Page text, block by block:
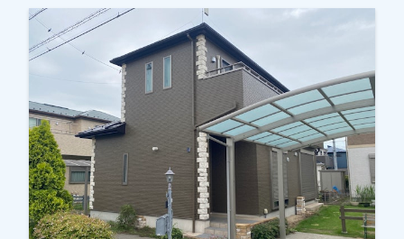
同士がお友達みたいで、「〇〇さんが考えている
なら一緒に」との話になり、ご検討いただくこと
になりました。お見積りの他に、カラーシミレー
ションも提案し、その中の一つが気にいったとの
事でした。金額も前回業者と比べても、内容・金
額ともに考えていた通りとの事で、任せていただ
きました。施工後、仕上がった外壁と周りとのバ
ランスよく、感動したとまで言っていただき、喜
んでいただけました。本当にありがとうございま
した。越谷市、春日部市、野田市、吉川市、草加
市またその他地域でも外壁塗装をお考えのお客